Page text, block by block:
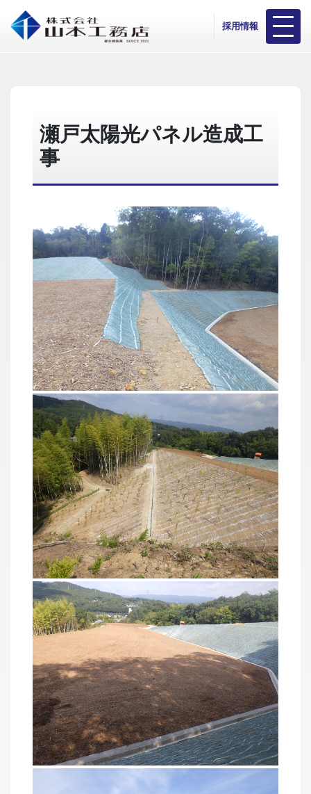
採用情報
瀬戸太陽光パネル造成工
事